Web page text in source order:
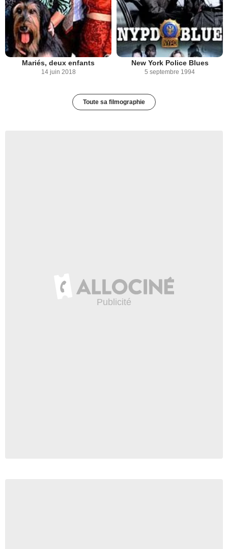
Mariés, deux enfants
14 juin 2018
New York Police Blues
5 septembre 1994
Toute sa filmographie